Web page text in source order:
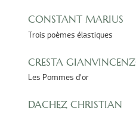
CONSTANT MARIUS
Trois poèmes élastiques
CRESTA
Les Pommes d’or
DACHEZ CHRISTIAN